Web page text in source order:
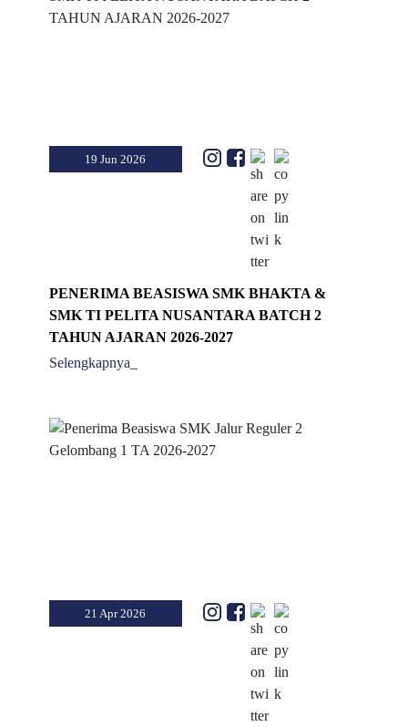
19 Jun 2026
PENERIMA BEASISWA SMK BHAKTA &
SMK TI PELITA NUSANTARA BATCH 2
TAHUN AJARAN 2026-2027
Selengkapnya_
21 Apr 2026